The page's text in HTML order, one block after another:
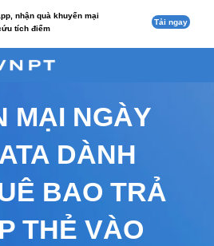
nhận quà khuyến mại
tích điểm
Tải ngay
tin
MẠI NGÀY
DÀNH
BAO TRẢ
THẺ VÀO